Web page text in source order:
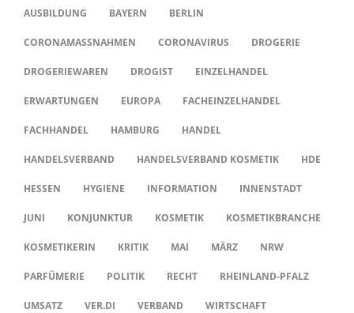
AUSBILDUNG BAYERN BERLIN
CORONAMASSNAHMEN CORONAVIRUS DROGERIE
DROGERIEWAREN DROGIST EINZELHANDEL
ERWARTUNGEN EUROPA FACHEINZELHANDEL
FACHHANDEL HAMBURG HANDEL
HANDELSVERBAND HANDELSVERBAND KOSMETIK HDE
HESSEN HYGIENE INFORMATION INNENSTADT
JUNI KONJUNKTUR KOSMETIK KOSMETIKBRANCHE
KOSMETIKERIN KRITIK MAI MÄRZ NRW
PARFÜMERIE POLITIK RECHT RHEINLAND-PFALZ
UMSATZ VER.DI VERBAND WIRTSCHAFT